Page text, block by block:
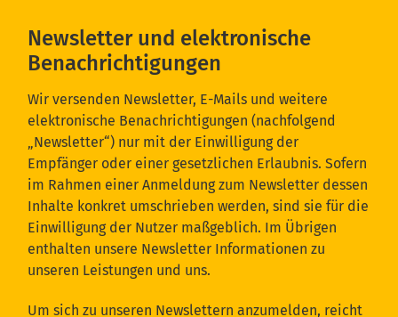
Newsletter und elektronische
Benachrichtigungen
Wir versenden Newsletter, E-Mails und weitere
elektronische Benachrichtigungen (nachfolgend
„Newsletter“) nur mit der Einwilligung der
Empfänger oder einer gesetzlichen Erlaubnis. Sofern
im Rahmen einer Anmeldung zum Newsletter dessen
Inhalte konkret umschrieben werden, sind sie für die
Einwilligung der Nutzer maßgeblich. Im Übrigen
enthalten unsere Newsletter Informationen zu
unseren Leistungen und uns.
Um sich zu unseren Newslettern anzumelden, reicht